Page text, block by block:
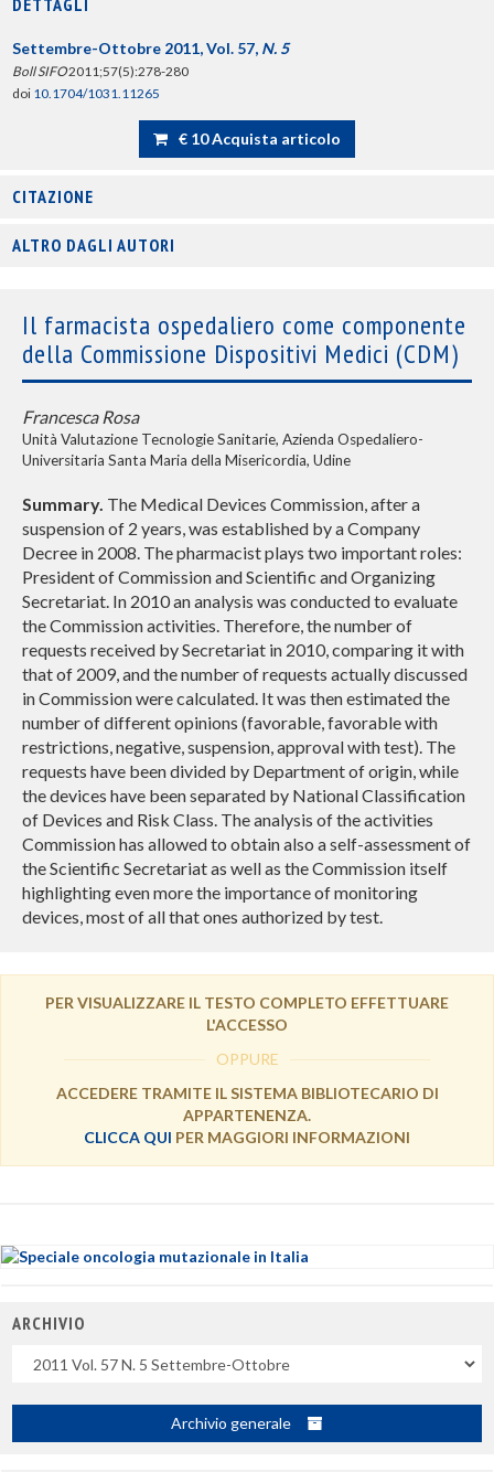
DETTAGLI
Settembre-Ottobre 2011, Vol. 57, N. 5
Boll SIFO2011;57(5):278-280
doi 10.1704/1031.11265
€ 10 Acquista articolo
CITAZIONE
ALTRO DAGLI AUTORI
Il farmacista ospedaliero come componente
della Commissione Dispositivi Medici (CDM)
Francesca Rosa
Unità Valutazione Tecnologie Sanitarie, Azienda Ospedaliero-
Universitaria Santa Maria della Misericordia, Udine
Summary. The Medical Devices Commission, after a
suspension of 2 years, was established by a Company
Decree in 2008. The pharmacist plays two important roles:
President of Commission and Scientific and Organizing
Secretariat. In 2010 an analysis was conducted to evaluate
the Commission activities. Therefore, the number of
requests received by Secretariat in 2010, comparing it with
that of 2009, and the number of requests actually discussed
in Commission were calculated. It was then estimated the
number of different opinions (favorable, favorable with
restrictions, negative, suspension, approval with test). The
requests have been divided by Department of origin, while
the devices have been separated by National Classification
of Devices and Risk Class. The analysis of the activities
Commission has allowed to obtain also a self-assessment of
the Scientific Secretariat as well as the Commission itself
highlighting even more the importance of monitoring
devices, most of all that ones authorized by test.
PER VISUALIZZARE IL TESTO COMPLETO EFFETTUARE
L'ACCESSO
OPPURE
ACCEDERE TRAMITE IL SISTEMA BIBLIOTECARIO DI
APPARTENENZA.
CLICCA QUI PER MAGGIORI INFORMAZIONI
ARCHIVIO
Archivio generale